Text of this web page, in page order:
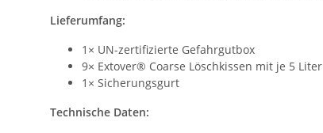
Lieferumfang:
1× UN-zertifizierte Gefahrgutbox
9× Extover® Coarse Löschkissen mit je 5 Liter
1× Sicherungsgurt
Technische Daten: